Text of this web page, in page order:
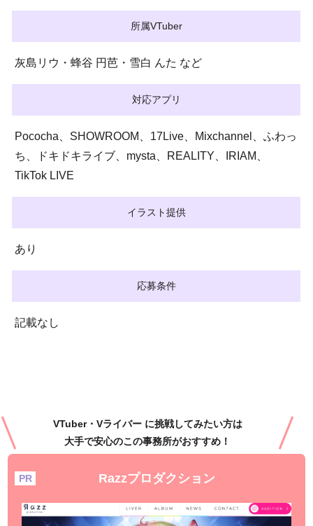
所属VTuber
灰島リウ・蜂谷 円芭・雪白 んた など
対応アプリ
Pococha、SHOWROOM、17Live、Mixchannel、ふわっ
ち、ドキドキライブ、mysta、REALITY、IRIAM、
TikTok LIVE
イラスト提供
あり
応募条件
記載なし
VTuber・Vライバー に挑戦してみたい方は
大手で安心のこの事務所がおすすめ！
Razzプロダクション